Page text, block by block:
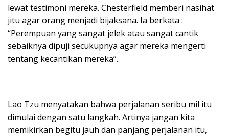
lewat testimoni mereka. Chesterfield memberi nasihat
jitu agar orang menjadi bijaksana. Ia berkata :
“Perempuan yang sangat jelek atau sangat cantik
sebaiknya dipuji secukupnya agar mereka mengerti
tentang kecantikan mereka”.
Lao Tzu menyatakan bahwa perjalanan seribu mil itu
dimulai dengan satu langkah. Artinya jangan kita
memikirkan begitu jauh dan panjang perjalanan itu,